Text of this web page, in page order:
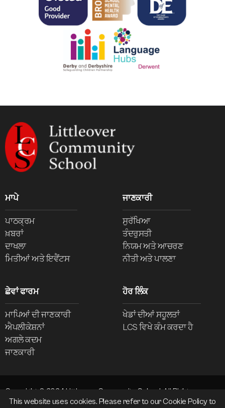
ਮਾਪੇ
ਪਾਠਕ੍ਰਮ
ਖ਼ਬਰਾਂ
ਦਾਖਲਾ
ਮਿਤੀਆਂ ਅਤੇ ਇਵੈਂਟਸ
ਜਾਣਕਾਰੀ
ਸੁਰੱਖਿਆ
ਤੰਦਰੁਸਤੀ
ਨਿਯਮ ਅਤੇ ਆਚਰਣ
ਨੀਤੀ ਅਤੇ ਪਾਲਣਾ
ਛੇਵਾਂ ਫਾਰਮ
ਮਾਪਿਆਂ ਦੀ ਜਾਣਕਾਰੀ
ਐਪਲੀਕੇਸ਼ਨਾਂ
ਅਗਲੇ ਕਦਮ
ਜਾਣਕਾਰੀ
ਹੋਰ ਲਿੰਕ
ਖੇਡਾਂ ਦੀਆਂ ਸਹੂਲਤਾਂ
LCS ਵਿਖੇ ਕੰਮ ਕਰਦਾ ਹੈ
Copyright © 2024 Littleover Community School. All Rights
Reserved.
This website uses cookies. Please refer to our Cookie Policyto